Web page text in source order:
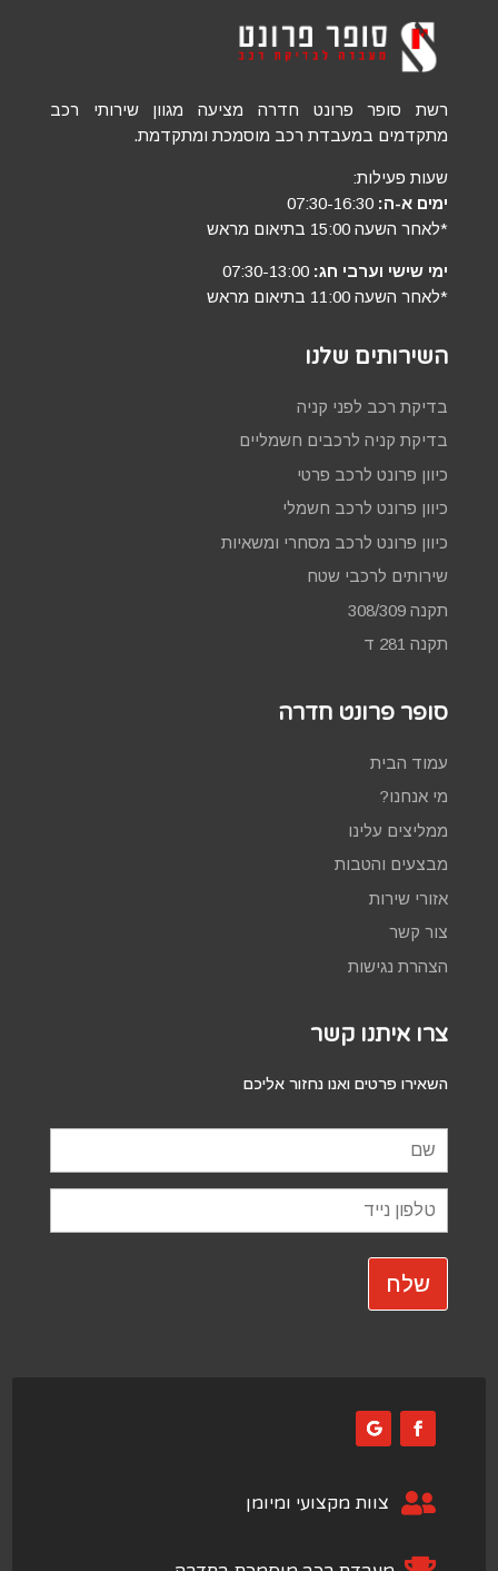
רשת סופר פרונט חדרה מציעה מגוון שירותי רכב
מתקדמים במעבדת רכב מוסמכת ומתקדמת.
שעות פעילות:
ימים א-ה:
*לאחר השעה 15:00 בתיאום מראש
ימי שישי וערבי חג:
*לאחר השעה 11:00 בתיאום מראש
השירותים שלנו
בדיקת רכב לפני קניה
בדיקת קניה לרכבים חשמליים
כיוון פרונט לרכב פרטי
כיוון פרונט לרכב חשמלי
כיוון פרונט לרכב מסחרי ומשאיות
שירותים לרכבי שטח
תקנה 308/309
תקנה 281 ד
סופר פרונט חדרה
עמוד הבית
מי אנחנו?
ממליצים עלינו
מבצעים והטבות
אזורי שירות
צור קשר
הצהרת נגישות
צרו איתנו קשר
השאירו פרטים ואנו נחזור אליכם
 צוות מקצועי ומיומן